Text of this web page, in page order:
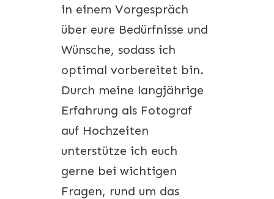
in einem Vorgespräch
über eure Bedürfnisse und
Wünsche, sodass ich
optimal vorbereitet bin.
Durch meine langjährige
Erfahrung als Fotograf
auf Hochzeiten
unterstütze ich euch
gerne bei wichtigen
Fragen, rund um das